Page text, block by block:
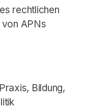
rechtlichen
von APNs
Bildung,